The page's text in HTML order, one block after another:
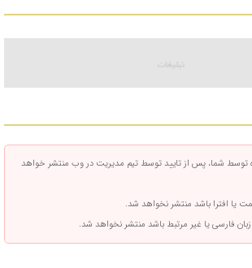
توسط شما، پس از تایید توسط تیم مدیریت در وب منتشر خواهد
یا افترا باشد منتشر نخواهد شد.
زبان فارسی یا غیر مرتبط باشد منتشر نخواهد شد.